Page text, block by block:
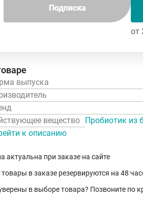
Подписка
от
выпуска
вещество Пробиотик из
к описанию
актуальна при заказе на сайте
товары в заказе резервируются на 48
в выборе товара? Позвоните по